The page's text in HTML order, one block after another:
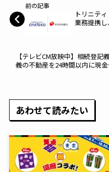
前の記事
トリニテ
業務提携
【テレビCM放映中】相続登記
義の不動産を24時間以内に現
あわせて読みたい